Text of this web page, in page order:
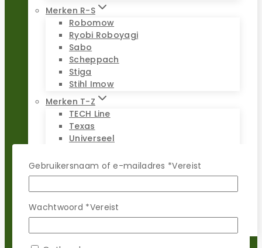
Merken R-S
Robomow
Ryobi Roboyagi
Sabo
Scheppach
Stiga
Stihl Imow
Merken T-Z
TECH Line
Texas
Universeel
Wiper
WOLF-Garten
Zoef Robot
Gebruikersnaam of e-mailadres *Vereist
Wachtwoord *Vereist